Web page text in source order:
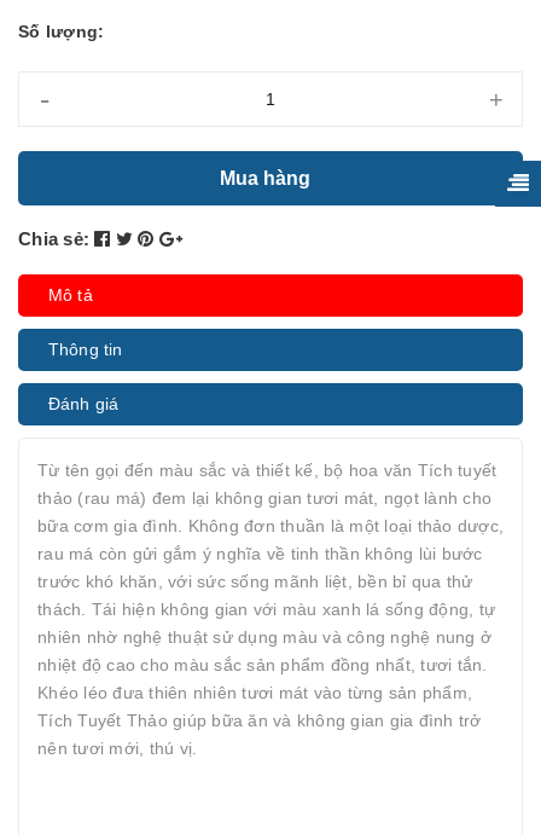
Số lượng:
- +
Mua hàng
Chia sẻ:
Mô tả
Thông tin
Đánh giá
Từ tên gọi đến màu sắc và thiết kế, bộ hoa văn Tích tuyết
thảo (rau má) đem lại không gian tươi mát, ngọt lành cho
bữa cơm gia đình. Không đơn thuần là một loại thảo dược,
rau má còn gửi gắm ý nghĩa về tinh thần không lùi bước
trước khó khăn, với sức sống mãnh liệt, bền bỉ qua thử
thách. Tái hiện không gian với màu xanh lá sống động, tự
nhiên nhờ nghệ thuật sử dụng màu và công nghệ nung ở
nhiệt độ cao cho màu sắc sản phẩm đồng nhất, tươi tắn.
Khéo léo đưa thiên nhiên tươi mát vào từng sản phẩm,
Tích Tuyết Thảo giúp bữa ăn và không gian gia đình trở
nên tươi mới, thú vị.